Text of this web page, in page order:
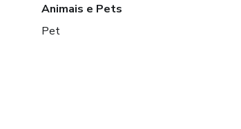
Animais e Pets
Pet